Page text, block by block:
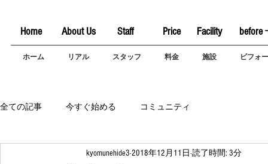
Home About Us Staff Price Facility before
ホーム リアル スタッフ 料金 施設 ビフォ
全ての記事 今すぐ始める コミュニティ
kyomunehide3 2018年12月11日 読了時間: 3分